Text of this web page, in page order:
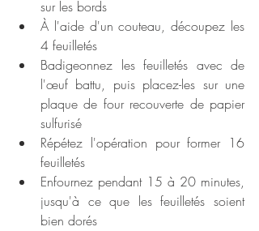
sur les bords
À l'aide d'un couteau, découpez les
4 feuilletés
Badigeonnez les feuilletés avec de
l'œuf battu, puis placez-les sur une
plaque de four recouverte de papier
sulfurisé
Répétez l'opération pour former 16
feuilletés
Enfournez pendant 15 à 20 minutes,
jusqu'à ce que les feuilletés soient
bien dorés